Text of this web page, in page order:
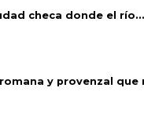
checa donde el río...
y provenzal que